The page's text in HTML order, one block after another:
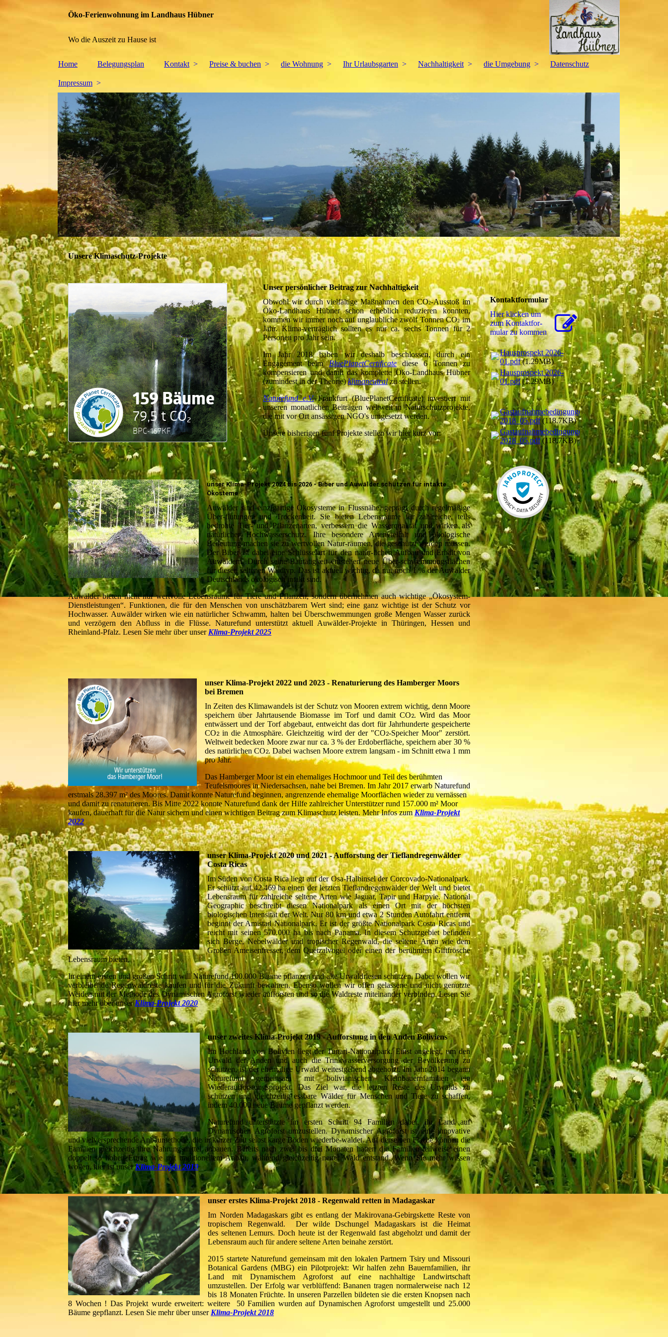
Öko-Ferienwohnung im Landhaus Hübner
Wo die Auszeit zu Hause ist
Home Belegungsplan Kontakt Preise & buchen die Wohnung Ihr Urlaubsgarten Nachhaltigkeit die Umgebung Datenschutz
Impressum
Unsere Klimaschutz-Projekte
Unser persönlicher Beitrag zur Nachhaltigkeit
Obwohl wir durch vielfältige Maßnahmen den CO2-Ausstoß im
Öko-Landhaus Hübner schon erheblich reduzieren konnten,
kommen wir immer noch auf unglaubliche zwölf Tonnen CO2im
Jahr. Klima-verträglich sollten es nur ca. sechs Tonnen für 2
Personen pro Jahr sein.
Im Jahr 2018 haben wir deshalb beschlossen, durch ein
Engagement beimBluePlanetCertificatediese 6 Tonnen zu
kompensieren und damit das komplette Öko-Landhaus Hübner
(zumindest in der Theorie)klimaneutralzu stellen.
Naturefund e.V.Frankfurt (BluePlanetCertificate) investiert mit
unseren monatlichen Beiträgen weltweit in Naturschutzprojekte,
die mit vor Ort ansässigen NGO's umgesetzt werden.
Unsere bisherigen fünf Projekte stellen wir hier kurz vor:
unser Klima-Projekt 2024 bis 2026 - Biber und Auwälder schützen für intakte
Ökosteme
Auwälder sind einzigartige Ökosysteme in Flussnähe, geprägt durch regelmäßige
Über-flutungen und Trockenheit. Sie bieten Lebensräume für zahlreiche, teils
bedrohte Tier- und Pflanzenarten, verbessern die Wasserqualität und wirken als
natürlicher Hochwasserschutz. Ihre besondere Artenvielfalt und ökologische
Bedeutung machen sie zu wertvollen Natur-räumen, die geschützt werden müssen.
Der Biber ist dabei eine Schlüsselart für den natür-lichen Aufbau und Erhalt von
Auwäldern. Durch seine Bautätigkeit entstehen neue Über-schwemmungsflächen
für diesen seltenen Waldtyp. Das ist aktuell wichtig, da nur noch 1 % der Auwälder
Deutschlands ökologisch intakt sind.
Auwälder bieten nicht nur wertvolle Lebensräume für Tiere und Pflanzen, sondern übernehmen auch wichtige „Ökosystem-
Dienstleistungen“. Funktionen, die für den Menschen von unschätzbarem Wert sind; eine ganz wichtige ist der Schutz vor
Hochwasser. Auwälder wirken wie ein natürlicher Schwamm, halten bei Überschwemmungen große Mengen Wasser zurück
und verzögern den Abfluss in die Flüsse. Naturefund unterstützt aktuell Auwälder-Projekte in Thüringen, Hessen und
Rheinland-Pfalz. Lesen Sie mehr über unser Klima-Projekt 2025
unser Klima-Projekt 2022 und 2023 - Renaturierung des Hamberger Moors
bei Bremen
In Zeiten des Klimawandels ist der Schutz von Mooren extrem wichtig, denn Moore
speichern über Jahrtausende Biomasse im Torf und damit CO2. Wird das Moor
entwässert und der Torf abgebaut, entweicht das dort für Jahrhunderte gespeicherte
CO2 in die Atmosphäre. Gleichzeitig wird der der "CO2-Speicher Moor" zerstört.
Weltweit bedecken Moore zwar nur ca. 3 % der Erdoberfläche, speichern aber 30 %
des natürlichen CO2. Dabei wachsen Moore extrem langsam - im Schnitt etwa 1 mm
pro Jahr.
Das Hamberger Moor ist ein ehemaliges Hochmoor und Teil des berühmten
Teufelsmoores in Niedersachsen, nahe bei Bremen. Im Jahr 2017 erwarb Naturefund
erstmals 28.397 m² des Moores. Damit konnte Naturefund beginnen, angrenzende ehemalige Moorflächen wieder zu vernässen
und damit zu renaturieren. Bis Mitte 2022 konnte Naturefund dank der Hilfe zahlreicher Unterstützer rund 157.000 m² Moor
kaufen, dauerhaft für die Natur sichern und einen wichtigen Beitrag zum Klimaschutz leisten. Mehr Infos zumKlima-Projekt
2022
unser Klima-Projekt 2020 und 2021 - Aufforstung der Tieflandregenwälder
Costa Ricas
Im Süden von Costa Rica liegt auf der Osa-Halbinsel der Corcovado-Nationalpark.
Er schützt auf 42.469 ha einen der letzten Tieflandregenwälder der Welt und bietet
Lebensraum für zahlreiche seltene Arten wie Jaguar, Tapir und Harpyie. National
Geographic beschreibt diesen Nationalpark als einen Ort mit der höchsten
biologischen Intensität der Welt. Nur 80 km und etwa 2 Stunden Autofahrt entfernt
beginnt der Amistad Nationalpark. Er ist der größte Nationalpark Costa Ricas und
reicht mit seinen 570.000 ha bis nach Panama. In diesem Schutzgebiet befinden
sich Berge, Nebelwälder und tropischer Regenwald, die seltene Arten wie dem
Großen Ameisenfresser, dem Quetzalvogel oder einen der berühmten Giftfrösche
Lebensraum bieten.
In einem ersten und großen Schritt will Naturefund 100.000 Bäume pflanzen und alte Urwaldriesen schützen. Dabei wollen wir
verbleibende Regenwaldreste kaufen und für die Zukunft bewahren. Ebenso wollen wir offen gelassene und nicht genutzte
Weiden mit der Methode des Dynamischen Agroforst wieder aufforsten und so die Waldreste miteinander verbinden. Lesen Sie
hier mehr über unserKlima-Projekt 2020
unser zweites Klima-Projekt 2019 - Aufforstung in den Anden Boliviens
Im Hochland von Bolivien liegt der Tunari-Nationalpark. Einst angelegt, um den
Urwald der Anden und auch die Trinkwasserversorgung der Bevölkerung zu
schützen, ist der ehemalige Urwald weitestgehend abgeholzt. Im Jahr 2014 begann
Naturefund gemeinsam mit bolivianischen Kleinbauernfamilien ein
Wiederaufforstungsprojekt. Das Ziel war, die letzten Reste des Urwalds zu
schützen und gleichzeitig essbare Wälder für Menschen und Tiere zu schaffen,
indem 40.000 neue Bäume gepflanzt werden.
Naturefund unterstützte im ersten Schritt 94 Familien dabei, ihr Land auf
Dynamischen Agroforst umzustellen. Dynamischer Agroforst ist eine innovative
und vielversprechende Anbaumethode, die in kurzer Zeit selbst karge Böden wiederbe-waldet. Auf derselben Fläche können die
Familien gleichzeitig ihre Nahrungsmittel anbauen. Bereits nach zwei bis drei Monaten hatten die Familien teilweise einen
doppelt so hohen Ertrag wie mit traditionellem Anbau, während gleichzeitig neuer Wald entstand. Wenn Sie mehr wissen
wollen, hier ist unserKlima-Projekt 2019
unser erstes Klima-Projekt 2018 - Regenwald retten in Madagaskar
Im Norden Madagaskars gibt es entlang der Makirovana-Gebirgskette Reste von
tropischem Regenwald. Der wilde Dschungel Madagaskars ist die Heimat
des seltenen Lemurs. Doch heute ist der Regenwald fast abgeholzt und damit der
Lebensraum auch für andere seltene Arten beinahe zerstört.
2015 startete Naturefund gemeinsam mit den lokalen Partnern Tsiry und Missouri
Botanical Gardens (MBG) ein Pilotprojekt: Wir halfen zehn Bauernfamilien, ihr
Land mit Dynamischem Agroforst auf eine nachhaltige Landwirtschaft
umzustellen. Der Erfolg war verblüffend: Bananen tragen normalerweise nach 12
bis 18 Monaten Früchte. In unseren Parzellen bildeten sie die ersten Knopsen nach
8 Wochen ! Das Projekt wurde erweitert: weitere 50 Familien wurden auf Dynamischen Agroforst umgestellt und 25.000
Bäume gepflanzt. Lesen Sie mehr über unser Klima-Projekt 2018
Kontaktformular
Hier klicken um
zum Kon­takt­for­
mu­lar zu kommen
Hausprospekt 2026-
01.pdf(1.29MB)
Hausprospekt 2026-
01.pdf(1.29MB)
Gastaufnahmebedingungen
2018_05.pdf(118.7KB)
Gastaufnahmebedingungen
2018_05.pdf(118.7KB)